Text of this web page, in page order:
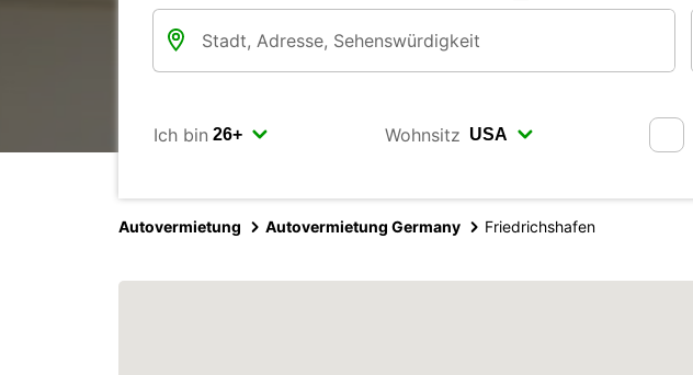
Ich bin Wohnsitz
Autovermietung Autovermietung Germany Friedrichshafen